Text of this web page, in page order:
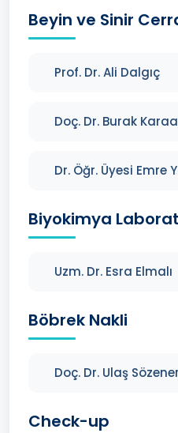
Beyin ve Sinir
Prof. Dr. Ali Dalgıç
Doç. Dr. Burak
Dr. Öğr. Üyesi Emre
Biyokimya
Uzm. Dr. Esra Elmalı
Böbrek Nakli
Doç. Dr. Ulaş Sözener
Check-up